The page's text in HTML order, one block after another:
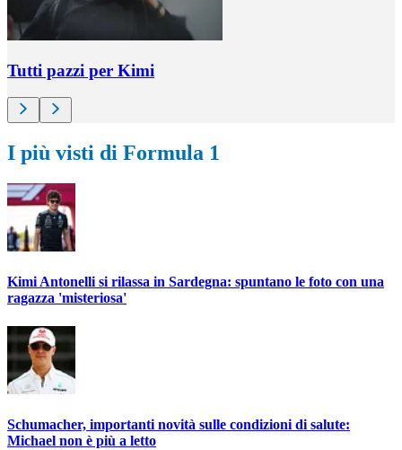
Tutti pazzi per Kimi
I più visti di Formula 1
Kimi Antonelli si rilassa in Sardegna: spuntano le foto con una
ragazza 'misteriosa'
Schumacher, importanti novità sulle condizioni di salute:
Michael non è più a letto